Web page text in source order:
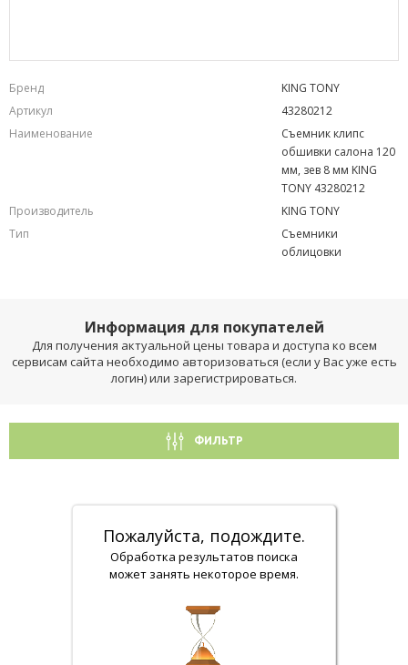
Бренд
KING TONY
Артикул
43280212
Наименование
Съемник клипс
обшивки салона 120
мм, зев 8 мм KING
TONY 43280212
Производитель
KING TONY
Тип
Съемники
облицовки
Информация для покупателей
Для получения актуальной цены товара и доступа ко всем
сервисам сайта необходимо авторизоваться (если у Вас уже есть
логин) или зарегистрироваться.
ФИЛЬТР
Пожалуйста, подождите.
Обработка результатов поиска
может занять некоторое время.